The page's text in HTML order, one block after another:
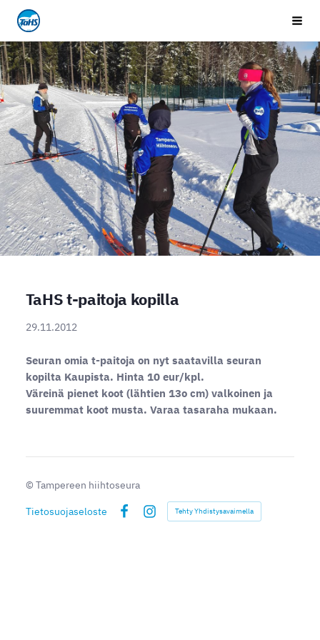
Siirry
sivun
sisältöön
Tampereen Hiihtoseura
TaHS t-paitoja kopilla
29.11.2012
Seuran omia t-paitoja on nyt saatavilla seuran
kopilta Kaupista. Hinta 10 eur/kpl.
Väreinä pienet koot (lähtien 13o cm) valkoinen ja
suuremmat koot musta. Varaa tasaraha mukaan.
© Tampereen hiihtoseura
Tietosuojaseloste
Instagram
Tehty Yhdistysavaimella